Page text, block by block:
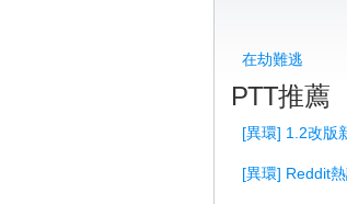
在劫難逃
PTT推薦
[異環] 1.2改版
[異環] Reddit